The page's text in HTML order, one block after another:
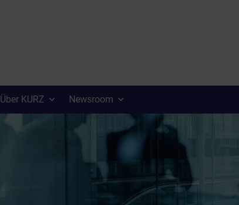
Über KURZ Newsroom